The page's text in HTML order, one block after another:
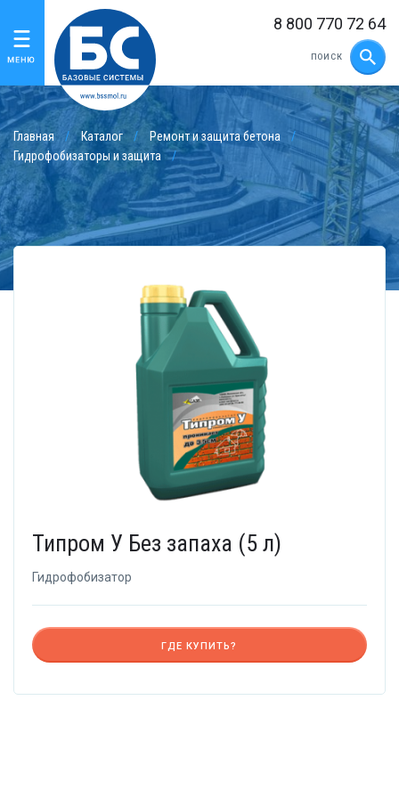
8 800 770 72 64
Главная Каталог
Ремонт и защита бетона
Гидрофобизаторы и защита
Типром У Без запаха (5 л)
Гидрофобизатор
ГДЕ КУПИТЬ?